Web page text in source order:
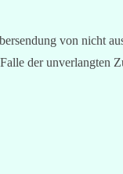
von nicht
der unverlangten